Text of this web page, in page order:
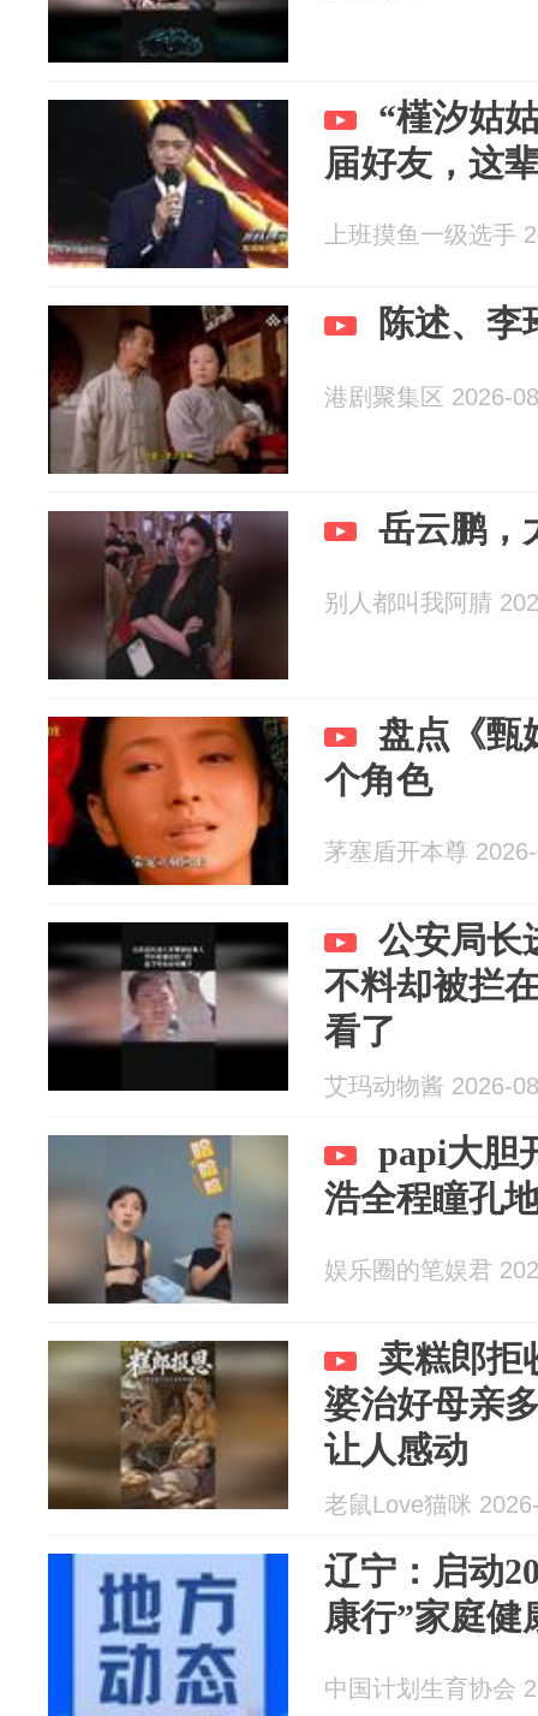
“槿汐姑
届好友，这
上班摸鱼一级选手
陈述、李
港剧聚集区 2026-
岳云鹏，
别人都叫我阿腈
盘点《甄
个角色
茅塞盾开本尊
公安局长
不料却被拦
看了
艾玛动物酱 2026-
papi大胆
浩全程瞳孔
娱乐圈的笔娱君
卖糕郎拒
婆治好母亲
让人感动
老鼠Love猫咪
辽宁：启动
康行”家庭健
中国计划生育协会